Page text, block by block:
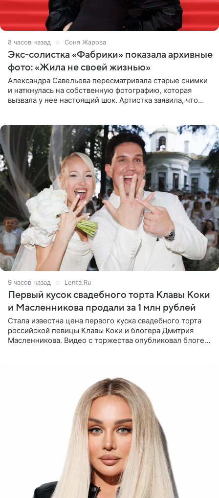
8 часов назад Соня Жарова
Экс-солистка «Фабрики» показала архивные
фото: «Жила не своей жизнью»
Александра Савельева пересматривала старые снимки
и наткнулась на собственную фотографию, которая
вызвала у нее настоящий шок. Артистка заявила, что
9 часов назад Lenta.Ru
Первый кусок свадебного торта Клавы Коки
и Масленникова продали за 1 млн рублей
Стала известна цена первого куска свадебного торта
российской певицы Клавы Коки и блогера Дмитрия
Масленникова. Видео с торжества опубликовал блогер